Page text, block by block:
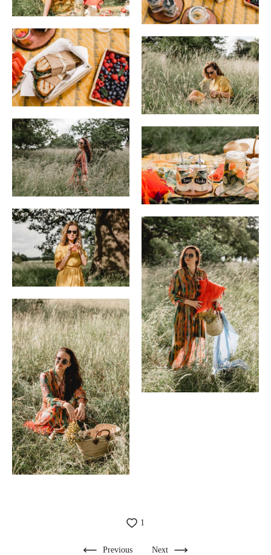
1
Previous Next